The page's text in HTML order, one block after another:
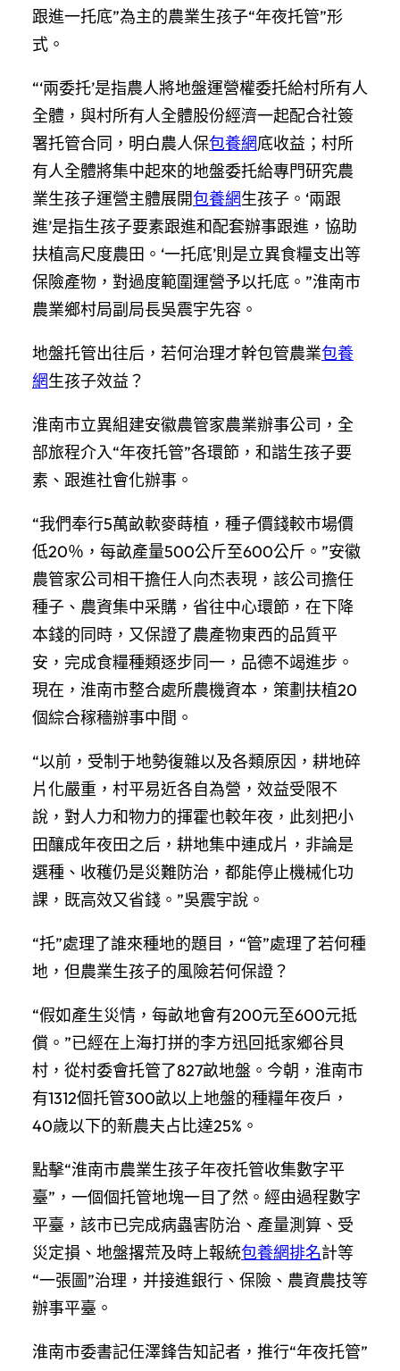
跟進一托底”為主的農業生孩子“年夜托管”形
式。
“‘兩委托’是指農人將地盤運營權委托給村所有人
全體，與村所有人全體股份經濟一起配合社簽
署托管合同，明白農人保包養網底收益；村所
有人全體將集中起來的地盤委托給專門研究農
業生孩子運營主體展開包養網生孩子。‘兩跟
進’是指生孩子要素跟進和配套辦事跟進，協助
扶植高尺度農田。‘一托底’則是立異食糧支出等
保險產物，對過度範圍運營予以托底。”淮南市
農業鄉村局副局長吳震宇先容。
地盤托管出往后，若何治理才幹包管農業包養
網生孩子效益？
淮南市立異組建安徽農管家農業辦事公司，全
部旅程介入“年夜托管”各環節，和諧生孩子要
素、跟進社會化辦事。
“我們奉行5萬畝軟麥蒔植，種子價錢較市場價
低20％，每畝產量500公斤至600公斤。”安徽
農管家公司相干擔任人向杰表現，該公司擔任
種子、農資集中采購，省往中心環節，在下降
本錢的同時，又保證了農產物東西的品質平
安，完成食糧種類逐步同一，品德不竭進步。
現在，淮南市整合處所農機資本，策劃扶植20
個綜合稼穡辦事中間。
“以前，受制于地勢復雜以及各類原因，耕地碎
片化嚴重，村平易近各自為營，效益受限不
說，對人力和物力的揮霍也較年夜，此刻把小
田釀成年夜田之后，耕地集中連成片，非論是
選種、收穫仍是災難防治，都能停止機械化功
課，既高效又省錢。”吳震宇說。
“托”處理了誰來種地的題目，“管”處理了若何種
地，但農業生孩子的風險若何保證？
“假如產生災情，每畝地會有200元至600元抵
償。”已經在上海打拼的李方迅回抵家鄉谷貝
村，從村委會托管了827畝地盤。今朝，淮南市
有1312個托管300畝以上地盤的種糧年夜戶，
40歲以下的新農夫占比達25%。
點擊“淮南市農業生孩子年夜托管收集數字平
臺”，一個個托管地塊一目了然。經由過程數字
平臺，該市已完成病蟲害防治、產量測算、受
災定損、地盤撂荒及時上報統包養網排名計等
“一張圖”治理，并接進銀行、保險、農資農技等
辦事平臺。
淮南市委書記任澤鋒告知記者，推行“年夜托管”